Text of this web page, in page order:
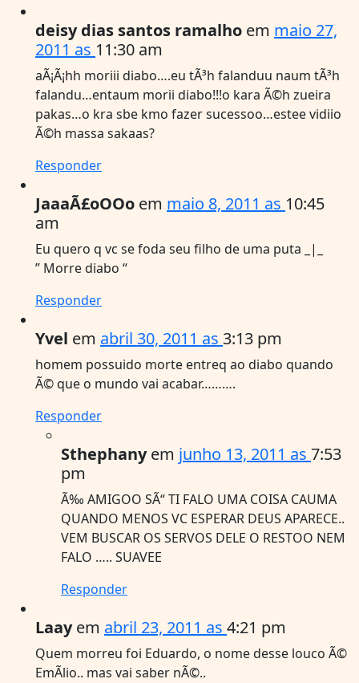
deisy dias santos ramalho em maio 27,
2011 as 11:30 am
aÃ¡Ã¡hh moriii diabo….eu tÃ³h falanduu naum tÃ³h
falandu…entaum morii diabo!!!o kara Ã©h zueira
pakas…o kra sbe kmo fazer sucessoo…estee vidiio
Ã©h massa sakaas?
Responder
JaaaÃ£oOOo em maio 8, 2011 as 10:45
am
Eu quero q vc se foda seu filho de uma puta _|_
” Morre diabo “
Responder
Yvel em abril 30, 2011 as 3:13 pm
homem possuido morte entreq ao diabo quando
Ã© que o mundo vai acabar……….
Responder
Sthephanyem junho 13, 2011 as 7:53
pm
Ã‰ AMIGOO SÃ“ TI FALO UMA COISA CAUMA
QUANDO MENOS VC ESPERAR DEUS APARECE..
VEM BUSCAR OS SERVOS DELE O RESTOO NEM
FALO ….. SUAVEE
Responder
Laayem abril 23, 2011 as 4:21 pm
Quem morreu foi Eduardo, o nome desse louco Ã©
EmÃ­lio.. mas vai saber nÃ©..